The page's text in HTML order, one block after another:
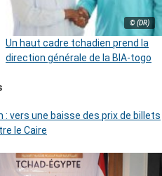
© (DR)
Un haut cadre tchadien prend la
direction générale de la BIA-togo
: vers une baisse des prix de billets
le Caire